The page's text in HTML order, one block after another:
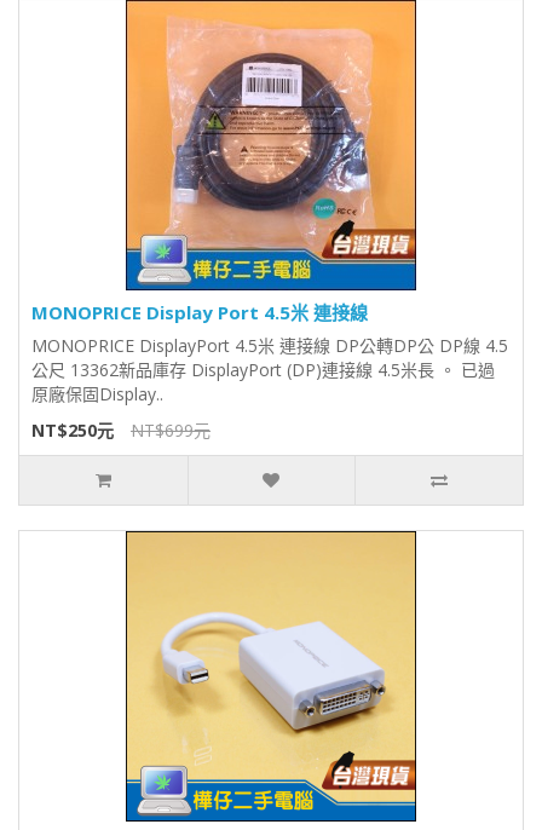
MONOPRICE Display Port 4.5米 連接線
MONOPRICE DisplayPort 4.5米 連接線 DP公轉DP公 DP線 4.5
公尺 13362新品庫存 DisplayPort (DP)連接線 4.5米長 。 已過
原廠保固Display..
NT$250元
NT$699元